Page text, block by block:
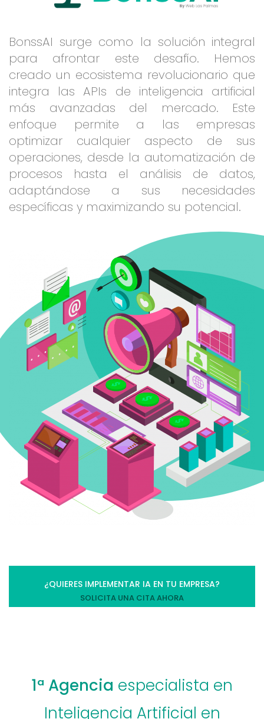
BonssAI surge como la solución integral
para afrontar este desafío. Hemos
creado un ecosistema revolucionario que
integra las APIs de inteligencia artificial
más avanzadas del mercado. Este
enfoque permite a las empresas
optimizar cualquier aspecto de sus
operaciones, desde la automatización de
procesos hasta el análisis de datos,
adaptándose a sus necesidades
específicas y maximizando su potencial.
¿QUIERES IMPLEMENTAR IA EN TU EMPRESA?
SOLICITA UNA CITA AHORA
1ª Agencia especialista en
Inteligencia Artificial en